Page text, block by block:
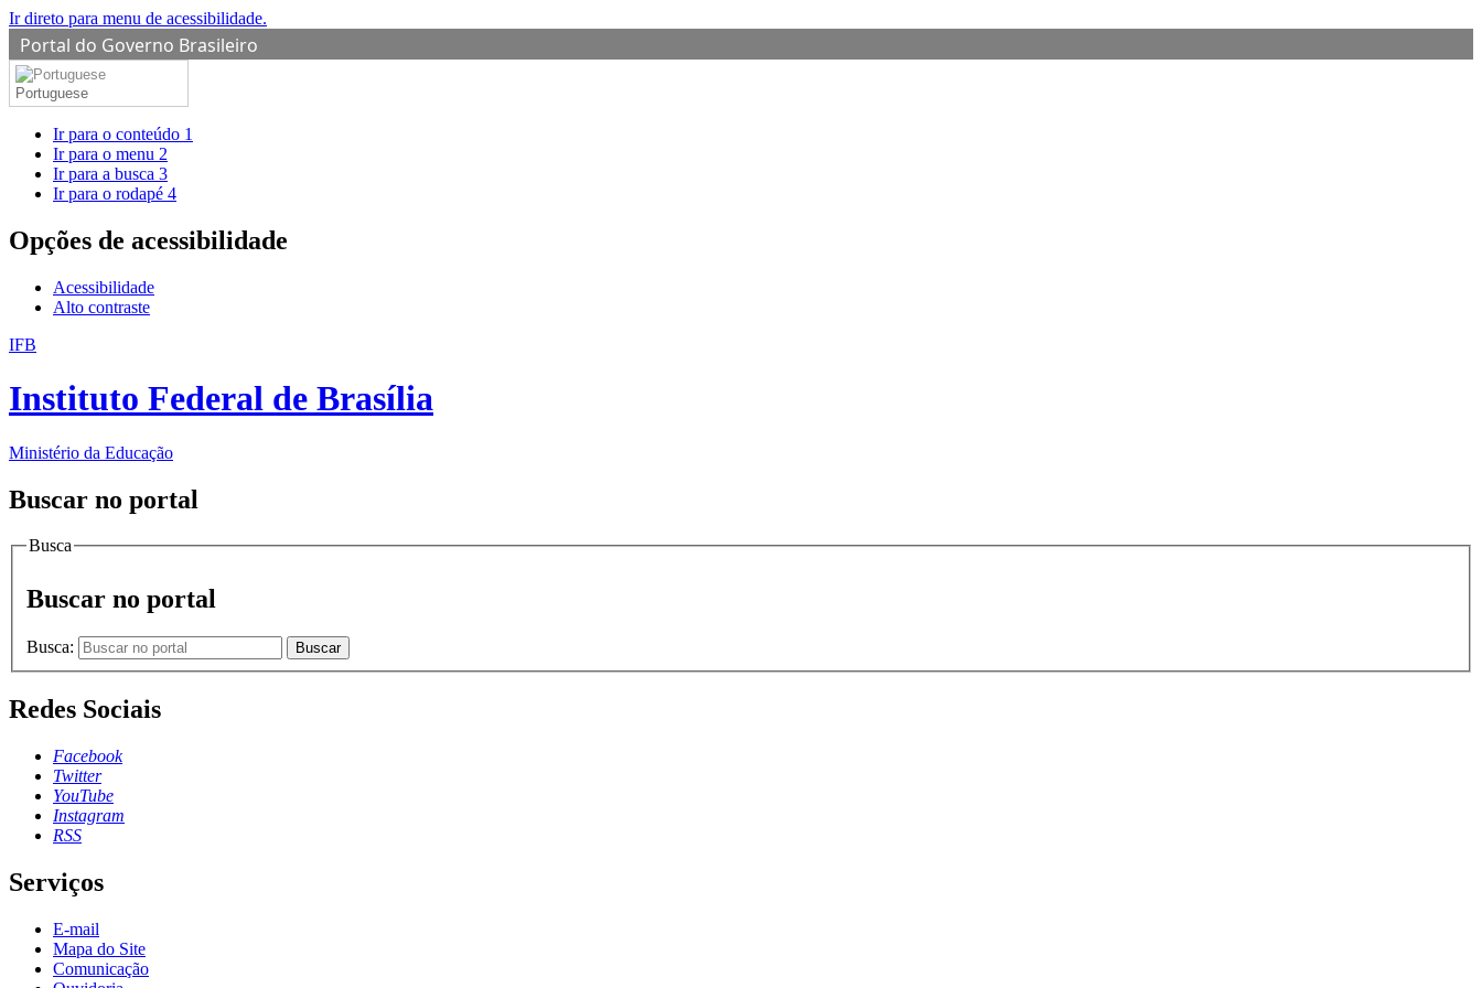
Ir direto para menu de acessibilidade.
Portal do Governo Brasileiro
Portuguese
Ir para o conteúdo 1
Ir para o menu 2
Ir para a busca 3
Ir para o rodapé 4
Opções de acessibilidade
Acessibilidade
Alto contraste
IFB
Instituto Federal de Brasília
Ministério da Educação
Buscar no portal
Busca
Buscar no portal
Busca: Buscar
Redes Sociais
Facebook
Twitter
YouTube
Instagram
RSS
Serviços
E-mail
Mapa do Site
Comunicação